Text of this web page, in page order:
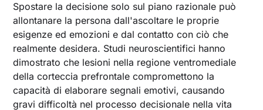
Spostare la decisione solo sul piano razionale può
allontanare la persona dall'ascoltare le proprie
esigenze ed emozioni e dal contatto con ciò che
realmente desidera. Studi neuroscientifici hanno
dimostrato che lesioni nella regione ventromediale
della corteccia prefrontale compromettono la
capacità di elaborare segnali emotivi, causando
gravi difficoltà nel processo decisionale nella vita